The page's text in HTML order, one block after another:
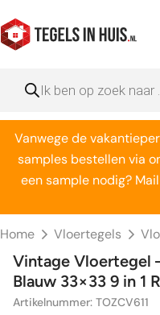
naar
de
zoeken
Vanwege de
samples bestellen via
een sample nodig?
Home Vloertegels
Vintage Vloertegel
Blauw 33×33 9 in 1
Artikelnummer: TOZCV611